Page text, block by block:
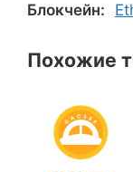
Блокчейн:
Похожие